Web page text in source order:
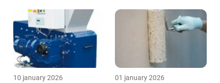
10 january 2026 01 january 2026